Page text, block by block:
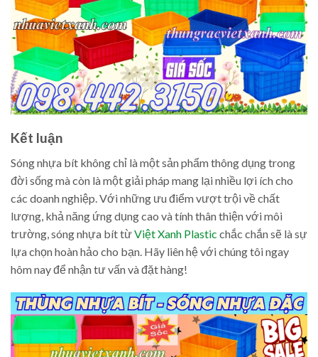
Kết luận
Sóng nhựa bít không chỉ là một sản phẩm thông dụng trong
đời sống mà còn là một giải pháp mang lại nhiều lợi ích cho
các doanh nghiệp. Với những ưu điểm vượt trội về chất
lượng, khả năng ứng dụng cao và tính thân thiện với môi
trường, sóng nhựa bít từViệt Xanh Plastic chắc chắn sẽ là sự
lựa chọn hoàn hảo cho bạn. Hãy liên hệ với chúng tôi ngay
hôm nay để nhận tư vấn và đặt hàng!